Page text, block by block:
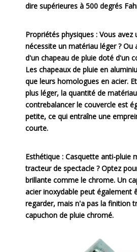
dire supérieures à 500 degrés
Propriétés physiques : Vous avez
nécessite un matériau léger ? Ou
d'un chapeau de pluie doté d'un
Les chapeaux de pluie en
que leurs homologues en acier.
plus léger, la quantité de
contrebalancer le couvercle est
petite, ce qui entraîne une
courte.
Esthétique : Casquette anti-pluie
tracteur de spectacle ? Optez
brillante comme le chrome. Un
acier inoxydable peut également
regarder, mais n'a pas la finition
capuchon de pluie chromé.